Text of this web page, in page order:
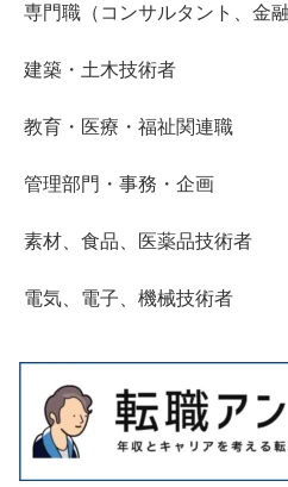
専門職（コンサルタント、金
建築・土木技術者
教育・医療・福祉関連職
管理部門・事務・企画
素材、食品、医薬品技術者
電気、電子、機械技術者